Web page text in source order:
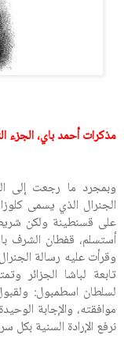
مذكرات أحمد باي، الجزء
وبمجرد ما رجعت إلى
على قسنطينة ولكن
أستسلم، قفطان الشرف
وقرأت عليه رسالة
تابعة لباشا الجزائر
لسلطان اسطمبول:
موافقته، والإجابة
نرفع الإرادة السنية بكل